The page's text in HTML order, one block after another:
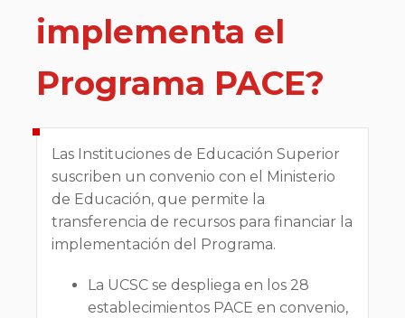
implementa el
Programa PACE?
Las Instituciones de Educación Superior
suscriben un convenio con el Ministerio
de Educación, que permite la
transferencia de recursos para financiar la
implementación del Programa.
La UCSC se despliega en los 28
establecimientos PACE en convenio,